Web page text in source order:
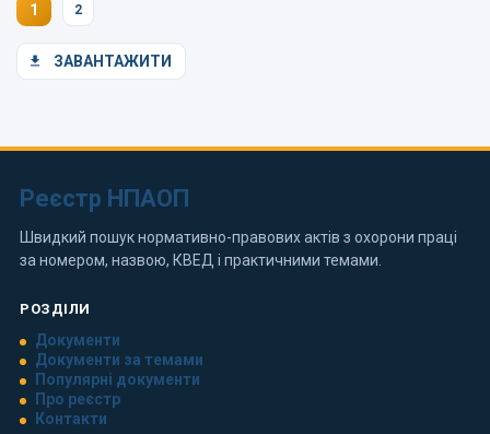
1 2
ЗАВАНТАЖИТИ
Реєстр НПАОП
Швидкий пошук нормативно-правових актів з охорони праці
за номером, назвою, КВЕД і практичними темами.
РОЗДІЛИ
Документи
Документи за темами
Популярні документи
Про реєстр
Контакти